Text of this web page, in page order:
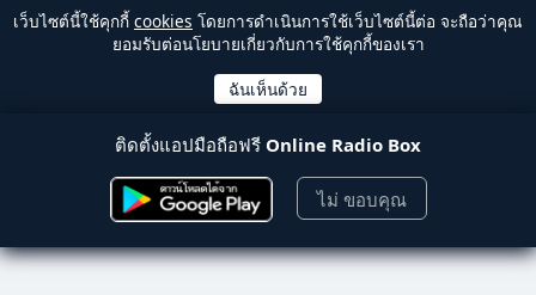
เว็บไซต์นี้ใช้คุกกี้ cookies โดยการดำเนินการใช้เว็บไซต์นี้ต่อ จะถือว่าคุณ
ยอมรับต่อนโยบายเกี่ยวกับการใช้คุกกี้ของเรา
ติดตั้งแอปมือถือฟรี Online Radio Box
ไม่ ขอบคุณ